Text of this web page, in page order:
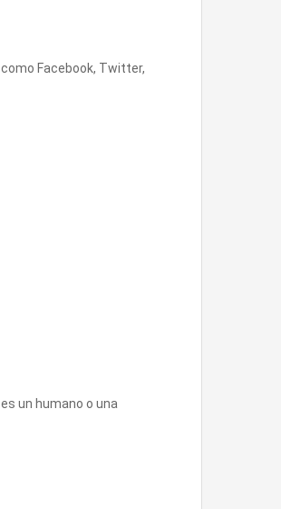
Facebook, Twitter,
un humano o una